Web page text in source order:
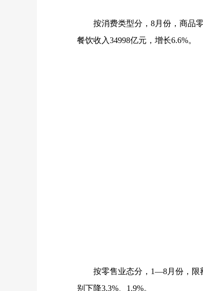
按消费类型分，8月份，商品
餐饮收入34998亿元，增长6.6%。
按零售业态分， 1—8月份，
别下降3.3% 1.9%。